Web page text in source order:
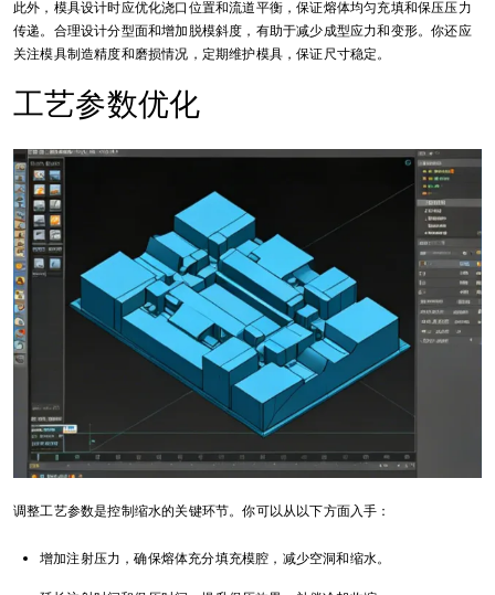
此外，模具设计时应优化浇口位置和流道平衡，保证熔体均匀充填和保压压力
传递。合理设计分型面和增加脱模斜度，有助于减少成型应力和变形。你还应
关注模具制造精度和磨损情况，定期维护模具，保证尺寸稳定。
工艺参数优化
调整工艺参数是控制缩水的关键环节。你可以从以下方面入手：
增加注射压力，确保熔体充分填充模腔，减少空洞和缩水。